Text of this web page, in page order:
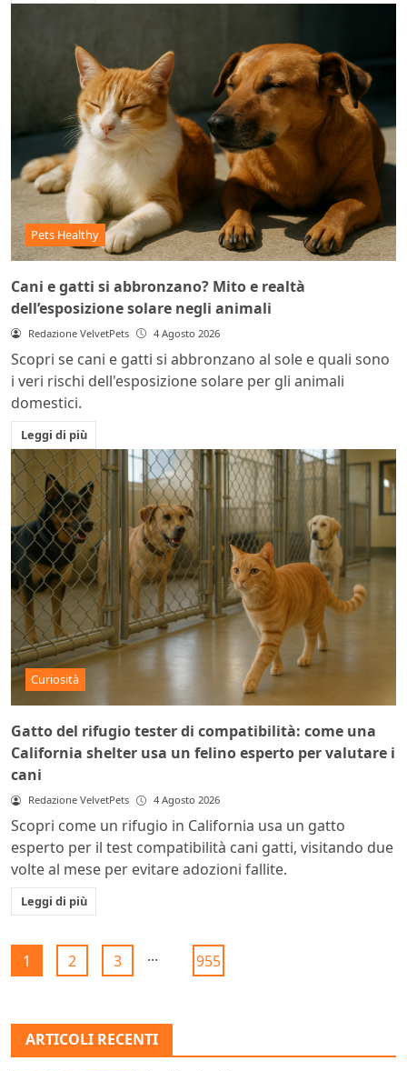
Pets Healthy
Cani e gatti si abbronzano? Mito e realtà
dell’esposizione solare negli animali
Redazione VelvetPets 4 Agosto 2026
Scopri se cani e gatti si abbronzano al sole e quali sono
i veri rischi dell'esposizione solare per gli animali
domestici.
Leggi di più
Curiosità
Gatto del rifugio tester di compatibilità: come una
California shelter usa un felino esperto per valutare i
cani
Redazione VelvetPets 4 Agosto 2026
Scopri come un rifugio in California usa un gatto
esperto per il test compatibilità cani gatti, visitando due
volte al mese per evitare adozioni fallite.
Leggi di più
1 2 3 ... 955
ARTICOLI RECENTI